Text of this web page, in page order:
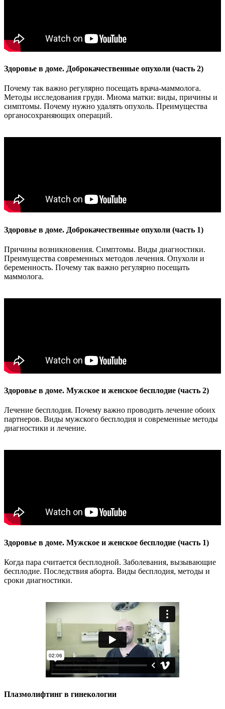
Здоровье в доме. Доброкачественные опухоли (часть 2)
Почему так важно регулярно посещать врача-маммолога.
Методы исследования груди. Миома матки: виды, причины и
симптомы. Почему нужно удалять опухоль. Преимущества
органосохраняющих операций.
Здоровье в доме. Доброкачественные опухоли (часть 1)
Причины возникновения. Симптомы. Виды диагностики.
Преимущества современных методов лечения. Опухоли и
беременность. Почему так важно регулярно посещать
маммолога.
Здоровье в доме. Мужское и женское бесплодие (часть 2)
Лечение бесплодия. Почему важно проводить лечение обоих
партнеров. Виды мужского бесплодия и современные методы
диагностики и лечение.
Здоровье в доме. Мужское и женское бесплодие (часть 1)
Когда пара считается бесплодной. Заболевания, вызывающие
бесплодие. Последствия аборта. Виды бесплодия, методы и
сроки диагностики.
Плазмолифтинг в гинекологии